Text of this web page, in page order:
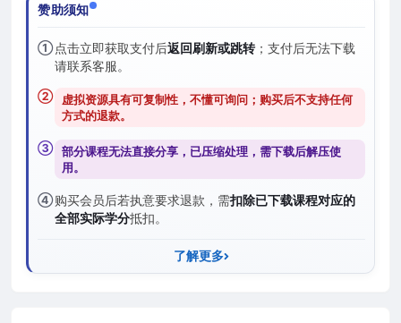
赞助须知
①点击立即获取支付后返回刷新或跳转；支付后无法下载
请联系客服。
② 虚拟资源具有可复制性，不懂可询问；购买后不支持任何
方式的退款。
③ 部分课程无法直接分享，已压缩处理，需下载后解压使
用。
④购买会员后若执意要求退款，需扣除已下载课程对应的
全部实际学分抵扣。
了解更多